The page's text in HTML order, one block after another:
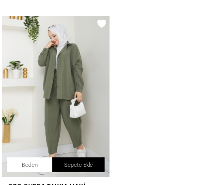
Beden Sepete Ekle